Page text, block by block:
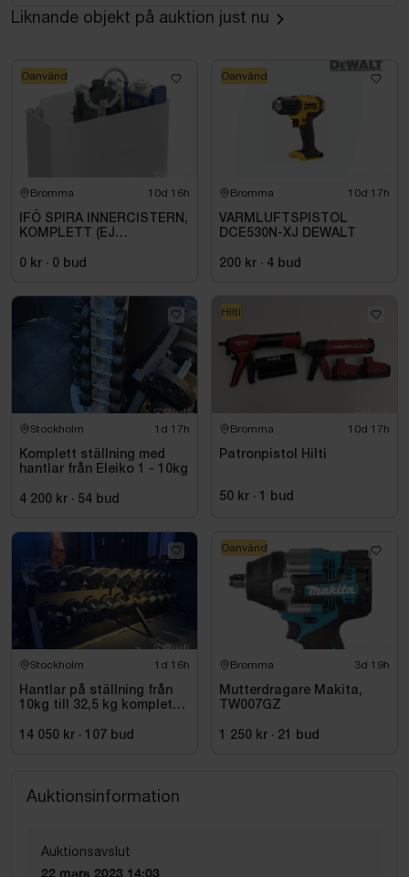
Liknande objekt på auktion just nu
Bromma 10d 16h
IFÖ SPIRA INNERCISTERN,
KOMPLETT (EJ
0 kr · 0 bud
Oanvänd
Bromma 10d 17h
VARMLUFTSPISTOL
DCE530N-XJ DEWALT
200 kr · 4 bud
Oanvänd
Stockholm 1d 17h
Komplett ställning med
hantlar från Eleiko 1 - 10kg
4 200 kr · 54 bud
Bromma 10d 17h
Patronpistol Hilti
50 kr · 1 bud
Hilti
Stockholm 1d 16h
Hantlar på ställning från
10kg till 32,5 kg komplett
14 050 kr · 107 bud
Bromma 3d 19h
Mutterdragare Makita,
TW007GZ
1 250 kr · 21 bud
Oanvänd
Auktionsinformation
Auktionsavslut
22 mars 2023 14:03